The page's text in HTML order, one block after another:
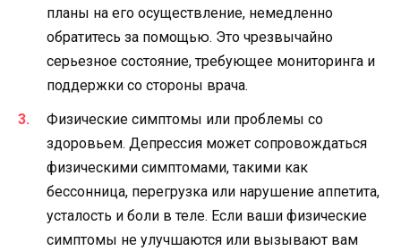
планы на его осуществление, немедленно
обратитесь за помощью. Это чрезвычайно
серьезное состояние, требующее мониторинга и
поддержки со стороны врача.
Физические симптомы или проблемы со
здоровьем. Депрессия может сопровождаться
физическими симптомами, такими как
бессонница, перегрузка или нарушение аппетита,
усталость и боли в теле. Если ваши физические
симптомы не улучшаются или вызывают вам